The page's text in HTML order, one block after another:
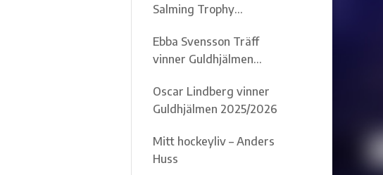
Salming Trophy
Ebba Svensson Träff
vinner Guldhjälmen
Oscar Lindberg vinner
Guldhjälmen 2025/2026
Mitt hockeyliv – Anders
Huss